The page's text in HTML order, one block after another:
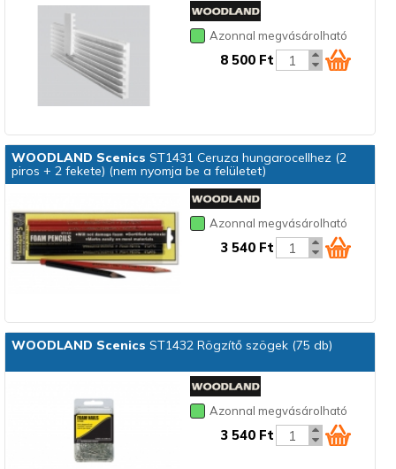
Azonnal megvásárolható
8 500 Ft
WOODLAND Scenics ST1431 Ceruza hungarocellhez (2
piros + 2 fekete) (nem nyomja be a felületet)
Azonnal megvásárolható
3 540 Ft
WOODLAND Scenics ST1432 Rögzítő szögek (75 db)
Azonnal megvásárolható
3 540 Ft